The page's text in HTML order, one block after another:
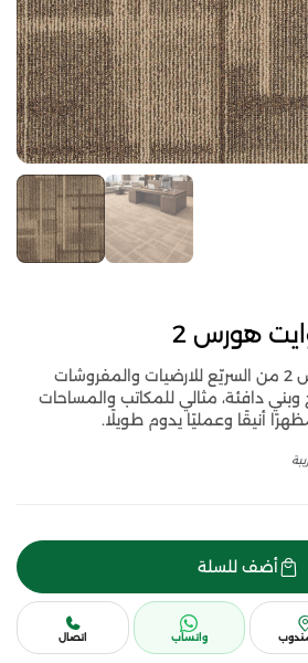
هورس 2
موكيت مكاتب وايت هورس 2 من السريّع للارضيات والمفروشات
دافئة، مثالي للمكاتب والمساحات
أنيقًا وعمليًا يدوم طويلًا.
أضف للسلة
مندوب واتساب اتصال